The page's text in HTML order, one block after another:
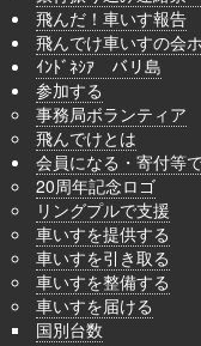
飛んだ！車いす報告
飛んでけ車いすの会
ｲﾝﾄﾞﾈｼｱ バリ島
参加する
事務局ボランティア
飛んでけとは
会員になる・寄付等
20周年記念ロゴ
リングプルで支援
車いすを提供する
車いすを引き取る
車いすを整備する
車いすを届ける
国別台数